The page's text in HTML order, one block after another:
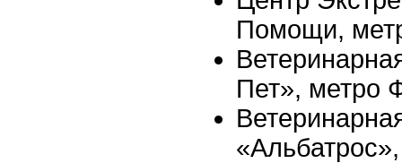
Помощи,
Пет», метро